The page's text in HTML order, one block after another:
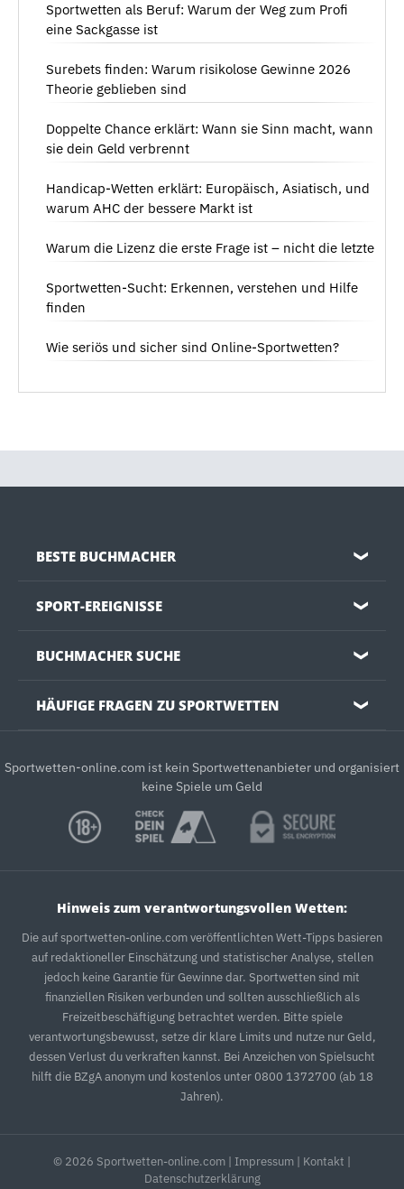
Sportwetten als Beruf: Warum der Weg zum Profi
eine Sackgasse ist
Surebets finden: Warum risikolose Gewinne 2026
Theorie geblieben sind
Doppelte Chance erklärt: Wann sie Sinn macht, wann
sie dein Geld verbrennt
Handicap-Wetten erklärt: Europäisch, Asiatisch, und
warum AHC der bessere Markt ist
Warum die Lizenz die erste Frage ist – nicht die letzte
Sportwetten-Sucht: Erkennen, verstehen und Hilfe
finden
Wie seriös und sicher sind Online-Sportwetten?
BESTE BUCHMACHER ❯
SPORT-EREIGNISSE ❯
BUCHMACHER SUCHE ❯
HÄUFIGE FRAGEN ZU SPORTWETTEN ❯
Sportwetten-online.com ist kein Sportwettenanbieter und organisiert
keine Spiele um Geld
Hinweis zum verantwortungsvollen Wetten:
Die auf sportwetten-online.com veröffentlichten Wett-Tipps basieren
auf redaktioneller Einschätzung und statistischer Analyse, stellen
jedoch keine Garantie für Gewinne dar. Sportwetten sind mit
finanziellen Risiken verbunden und sollten ausschließlich als
Freizeitbeschäftigung betrachtet werden. Bitte spiele
verantwortungsbewusst, setze dir klare Limits und nutze nur Geld,
dessen Verlust du verkraften kannst. Bei Anzeichen von Spielsucht
hilft die BZgA anonym und kostenlos unter 0800 1372700 (ab 18
Jahren).
© 2026 Sportwetten-online.com | Impressum | Kontakt |
Datenschutzerklärung